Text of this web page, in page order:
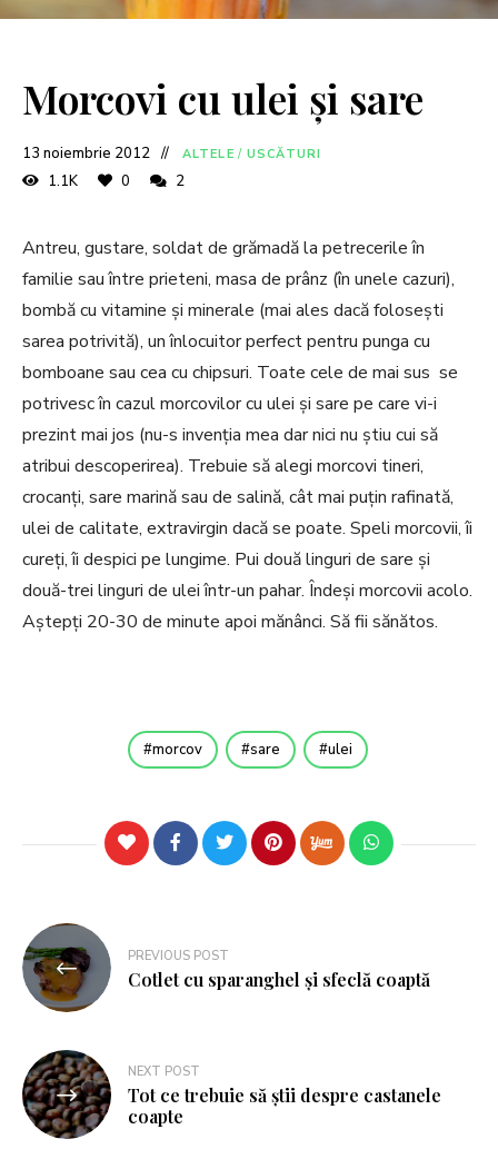
Morcovi cu ulei și sare
13 noiembrie 2012 ALTELE / USCĂTURI
1.1K 0 2
Antreu, gustare, soldat de grămadă la petrecerile în
familie sau între prieteni, masa de prânz (în unele cazuri),
bombă cu vitamine și minerale (mai ales dacă folosești
sarea potrivită), un înlocuitor perfect pentru punga cu
bomboane sau cea cu chipsuri. Toate cele de mai sus se
potrivesc în cazul morcovilor cu ulei și sare pe care vi-i
prezint mai jos (nu-s invenția mea dar nici nu știu cui să
atribui descoperirea). Trebuie să alegi morcovi tineri,
crocanți, sare marină sau de salină, cât mai puțin rafinată,
ulei de calitate, extravirgin dacă se poate. Speli morcovii, îi
cureți, îi despici pe lungime. Pui două linguri de sare și
două-trei linguri de ulei într-un pahar. Îndeși morcovii acolo.
Aștepți 20-30 de minute apoi mănânci. Să fii sănătos.
morcov sare ulei
PREVIOUS POST
Cotlet cu sparanghel și sfeclă coaptă
NEXT POST
Tot ce trebuie să știi despre castanele
coapte